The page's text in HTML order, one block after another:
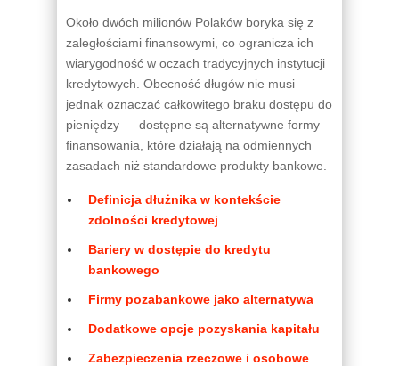
Około dwóch milionów Polaków boryka się z
zaległościami finansowymi, co ogranicza ich
wiarygodność w oczach tradycyjnych instytucji
kredytowych. Obecność długów nie musi
jednak oznaczać całkowitego braku dostępu do
pieniędzy — dostępne są alternatywne formy
finansowania, które działają na odmiennych
zasadach niż standardowe produkty bankowe.
Definicja dłużnika w kontekście
zdolności kredytowej
Bariery w dostępie do kredytu
bankowego
Firmy pozabankowe jako alternatywa
Dodatkowe opcje pozyskania kapitału
Zabezpieczenia rzeczowe i osobowe